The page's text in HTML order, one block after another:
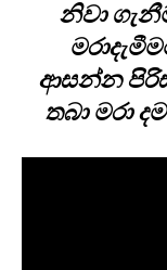
නිවා
ආසන්න
තබා මරා